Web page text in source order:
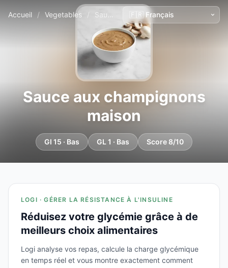
Accueil / Vegetables / Sauce aux champignons maison
Sauce aux champignons
maison
GI 15 · Bas GL 1 · Bas Score 8/10
LOGI · GÉRER LA RÉSISTANCE À L'INSULINE
Réduisez votre glycémie grâce à de
meilleurs choix alimentaires
Logi analyse vos repas, calcule la charge glycémique
en temps réel et vous montre exactement comment